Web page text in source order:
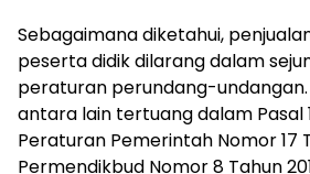
Sebagaimana diketahui,
peserta didik dilarang dalam
peraturan perundang-
antara lain tertuang dalam Pasal
Peraturan Pemerintah Nomor 17
Permendikbud Nomor 8 Tahun